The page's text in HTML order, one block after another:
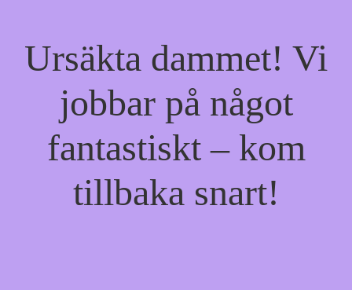
Ursäkta dammet! Vi
jobbar på något
fantastiskt – kom
tillbaka snart!